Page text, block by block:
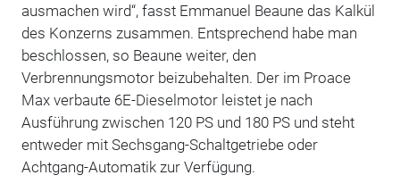
ausmachen wird“, fasst Emmanuel Beaune das Kalkül
des Konzerns zusammen. Entsprechend habe man
beschlossen, so Beaune weiter, den
Verbrennungsmotor beizubehalten. Der im Proace
Max verbaute 6E-Dieselmotor leistet je nach
Ausführung zwischen 120 PS und 180 PS und steht
entweder mit Sechsgang-Schaltgetriebe oder
Achtgang-Automatik zur Verfügung.